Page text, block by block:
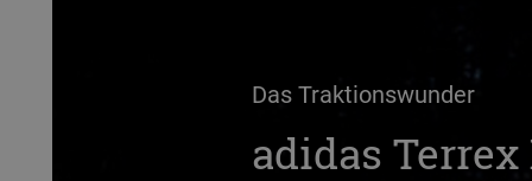
Das Traktionswunder
adidas